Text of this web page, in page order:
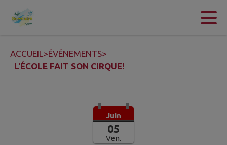
Contenu
ACCUEIL>ÉVÉNEMENTS>
L'ÉCOLE FAIT SON CIRQUE!
Juin
05
Ven.